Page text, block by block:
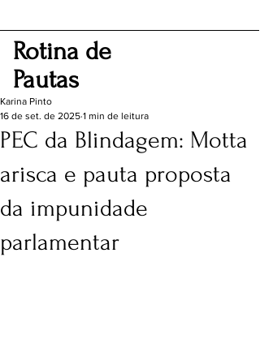
Rotina de
Pautas
PEC da Blindagem: Motta
arisca e pauta proposta
da impunidade
parlamentar
Karina Pinto
16 de set. de 2025 1 min de leitura